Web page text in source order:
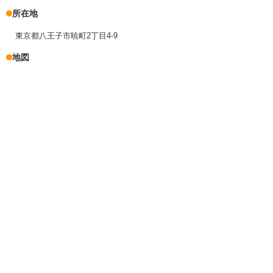
所在地
東京都八王子市暁町2丁目4-9
地図